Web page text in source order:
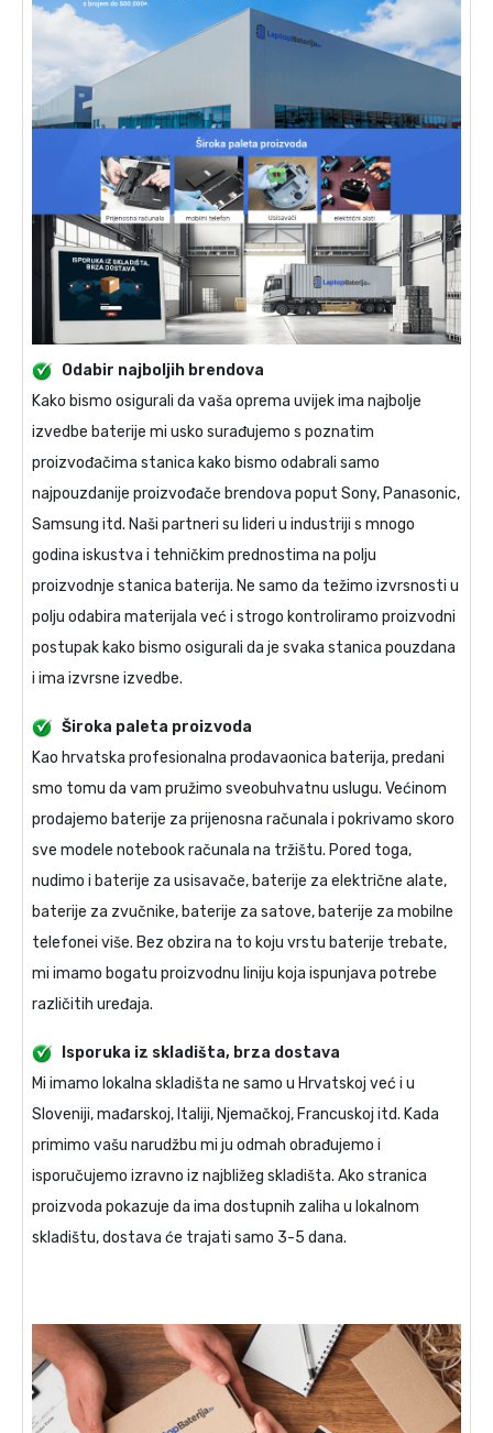
Odabir najboljih brendova
Kako bismo osigurali da vaša oprema uvijek ima najbolje
izvedbe baterije mi usko surađujemo s poznatim
proizvođačima stanica kako bismo odabrali samo
najpouzdanije proizvođače brendova poput Sony, Panasonic,
Samsung itd. Naši partneri su lideri u industriji s mnogo
godina iskustva i tehničkim prednostima na polju
proizvodnje stanica baterija. Ne samo da težimo izvrsnosti u
polju odabira materijala već i strogo kontroliramo proizvodni
postupak kako bismo osigurali da je svaka stanica pouzdana
i ima izvrsne izvedbe.
Široka paleta proizvoda
Kao hrvatska profesionalna prodavaonica baterija, predani
smo tomu da vam pružimo sveobuhvatnu uslugu. Većinom
prodajemo baterije za prijenosna računala i pokrivamo skoro
sve modele notebook računala na tržištu. Pored toga,
nudimo i baterije za usisavače, baterije za električne alate,
baterije za zvučnike, baterije za satove, baterije za mobilne
telefonei više. Bez obzira na to koju vrstu baterije trebate,
mi imamo bogatu proizvodnu liniju koja ispunjava potrebe
različitih uređaja.
Isporuka iz skladišta, brza dostava
Mi imamo lokalna skladišta ne samo u Hrvatskoj već i u
Sloveniji, mađarskoj, Italiji, Njemačkoj, Francuskoj itd. Kada
primimo vašu narudžbu mi ju odmah obrađujemo i
isporučujemo izravno iz najbližeg skladišta. Ako stranica
proizvoda pokazuje da ima dostupnih zaliha u lokalnom
skladištu, dostava će trajati samo 3-5 dana.